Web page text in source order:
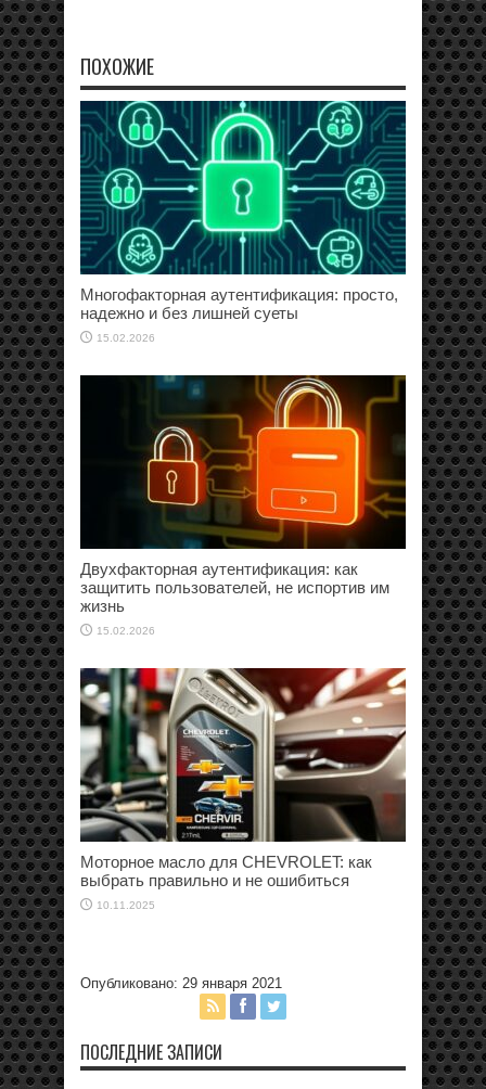
ПОХОЖИЕ
Многофакторная аутентификация: просто,
надежно и без лишней суеты
15.02.2026
Двухфакторная аутентификация: как
защитить пользователей, не испортив им
жизнь
15.02.2026
Моторное масло для CHEVROLET: как
выбрать правильно и не ошибиться
10.11.2025
Опубликовано: 29 января 2021
ПОСЛЕДНИЕ ЗАПИСИ